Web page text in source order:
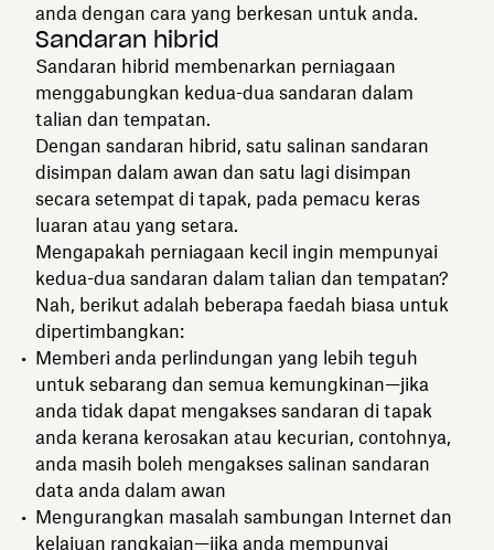
anda dengan cara yang berkesan untuk anda.
Sandaran hibrid
Sandaran hibrid membenarkan perniagaan
menggabungkan kedua-dua sandaran dalam
talian dan tempatan.
Dengan sandaran hibrid, satu salinan sandaran
disimpan dalam awan dan satu lagi disimpan
secara setempat di tapak, pada pemacu keras
luaran atau yang setara.
Mengapakah perniagaan kecil ingin mempunyai
kedua-dua sandaran dalam talian dan tempatan?
Nah, berikut adalah beberapa faedah biasa untuk
dipertimbangkan:
Memberi anda perlindungan yang lebih teguh
untuk sebarang dan semua kemungkinan—jika
anda tidak dapat mengakses sandaran di tapak
anda kerana kerosakan atau kecurian, contohnya,
anda masih boleh mengakses salinan sandaran
data anda dalam awan
Mengurangkan masalah sambungan Internet dan
kelajuan rangkaian—jika anda mempunyai